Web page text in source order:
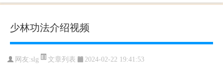
少林功法介绍视频
网友:slg 文章列表 2024-02-22 19:41:53